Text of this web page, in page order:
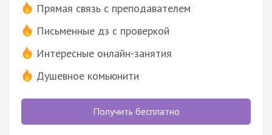
Прямая связь с преподавателем
Письменные дз с проверкой
Интересные онлайн-занятия
Душевное комьюнити
Получить бесплатно